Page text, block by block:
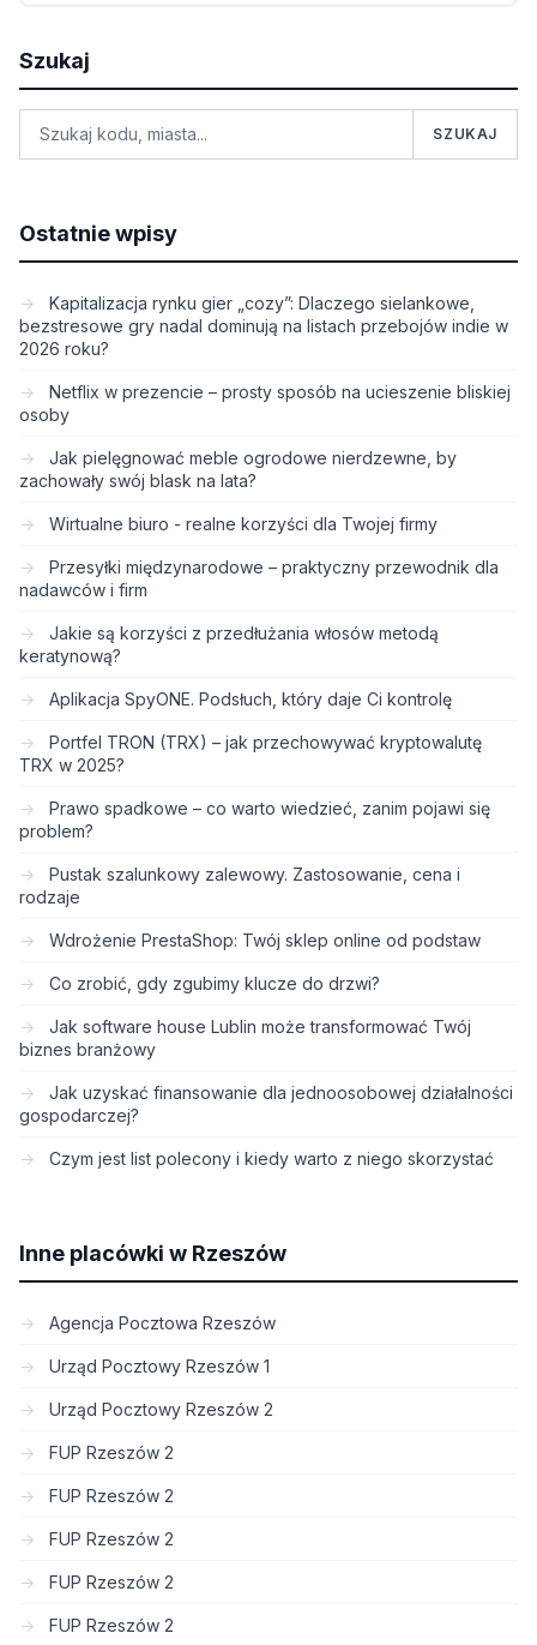
Szukaj
SZUKAJ
Ostatnie wpisy
Kapitalizacja rynku gier „cozy”: Dlaczego sielankowe,
bezstresowe gry nadal dominują na listach przebojów indie w
2026 roku?
Netflix w prezencie – prosty sposób na ucieszenie bliskiej
osoby
Jak pielęgnować meble ogrodowe nierdzewne, by
zachowały swój blask na lata?
Wirtualne biuro - realne korzyści dla Twojej firmy
Przesyłki międzynarodowe – praktyczny przewodnik dla
nadawców i firm
Jakie są korzyści z przedłużania włosów metodą
keratynową?
Aplikacja SpyONE. Podsłuch, który daje Ci kontrolę
Portfel TRON (TRX) – jak przechowywać kryptowalutę
TRX w 2025?
Prawo spadkowe – co warto wiedzieć, zanim pojawi się
problem?
Pustak szalunkowy zalewowy. Zastosowanie, cena i
rodzaje
Wdrożenie PrestaShop: Twój sklep online od podstaw
Co zrobić, gdy zgubimy klucze do drzwi?
Jak software house Lublin może transformować Twój
biznes branżowy
Jak uzyskać finansowanie dla jednoosobowej działalności
gospodarczej?
Czym jest list polecony i kiedy warto z niego skorzystać
Inne placówki w Rzeszów
Agencja Pocztowa Rzeszów
Urząd Pocztowy Rzeszów 1
Urząd Pocztowy Rzeszów 2
FUP Rzeszów 2
FUP Rzeszów 2
FUP Rzeszów 2
FUP Rzeszów 2
FUP Rzeszów 2